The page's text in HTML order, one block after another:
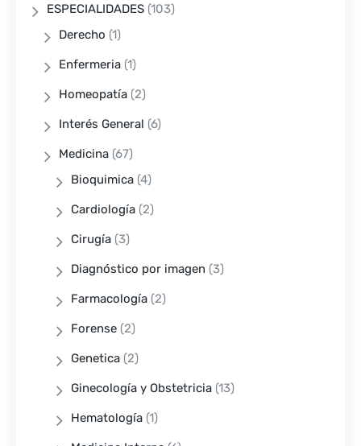
ESPECIALIDADES (103)
Derecho (1)
Enfermeria (1)
Homeopatía (2)
Interés General (6)
Medicina (67)
Bioquimica (4)
Cardiología (2)
Cirugía (3)
Diagnóstico por imagen (3)
Farmacología (2)
Forense (2)
Genetica (2)
Ginecología y Obstetricia (13)
Hematología (1)